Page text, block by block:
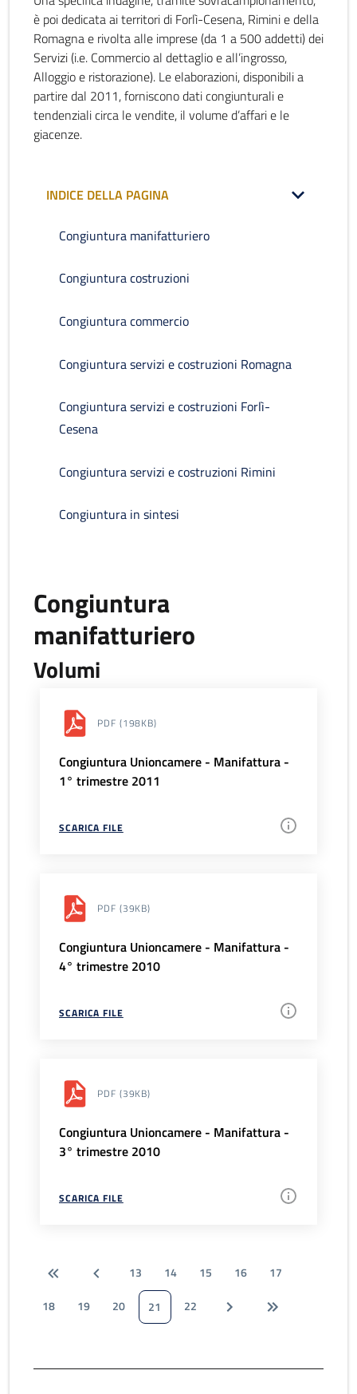
è poi dedicata ai territori di Forlì-Cesena, Rimini e della
Romagna e rivolta alle imprese (da 1 a 500 addetti) dei
Servizi (i.e. Commercio al dettaglio e all’ingrosso,
Alloggio e ristorazione). Le elaborazioni, disponibili a
partire dal 2011, forniscono dati congiunturali e
tendenziali circa le vendite, il volume d’affari e le
giacenze.
INDICE DELLA PAGINA
Congiuntura manifatturiero
Congiuntura costruzioni
Congiuntura commercio
Congiuntura servizi e costruzioni Romagna
Congiuntura servizi e costruzioni Forlì-
Cesena
Congiuntura servizi e costruzioni Rimini
Congiuntura in sintesi
Congiuntura
manifatturiero
Volumi
PDF (198KB)
Congiuntura Unioncamere - Manifattura -
1° trimestre 2011
SCARICA FILE
PDF (39KB)
Congiuntura Unioncamere - Manifattura -
4° trimestre 2010
SCARICA FILE
PDF (39KB)
Congiuntura Unioncamere - Manifattura -
3° trimestre 2010
SCARICA FILE
13 14 15 16
17
18
19 20 21 22